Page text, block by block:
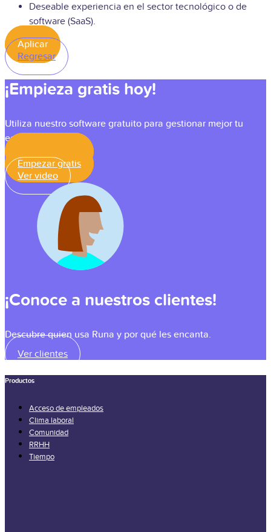
Deseable experiencia en el sector tecnológico o de
software (SaaS).
Aplicar
Regresar
¡Empieza gratis hoy!
Utiliza nuestro software gratuito para gestionar mejor tu
equipo.
Empezar gratis
Ver video
¡Conoce a nuestros clientes!
Descubre quien usa Runa y por qué les encanta.
Ver clientes
Productos
Acceso de empleados
Clima laboral
Comunidad
RRHH
Tiempo